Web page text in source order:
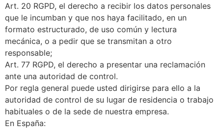
Art. 20 RGPD, el derecho a recibir los datos personales
que le incumban y que nos haya facilitado, en un
formato estructurado, de uso común y lectura
mecánica, o a pedir que se transmitan a otro
responsable;
Art. 77 RGPD, el derecho a presentar una reclamación
ante una autoridad de control.
Por regla general puede usted dirigirse para ello a la
autoridad de control de su lugar de residencia o trabajo
habituales o de la sede de nuestra empresa.
En España: